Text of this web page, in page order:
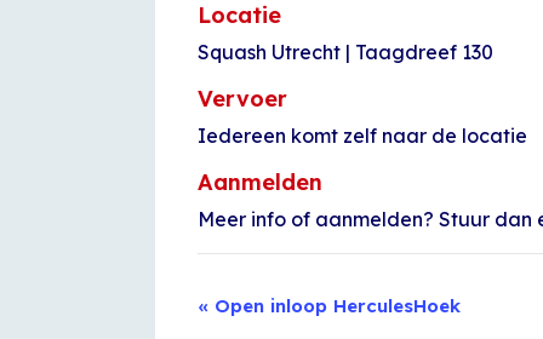
Locatie
Squash Utrecht | Taagdreef 130
Vervoer
Iedereen komt zelf naar de locatie
Aanmelden
Meer info of aanmelden? Stuur dan
Evenement
« Open inloop HerculesHoek